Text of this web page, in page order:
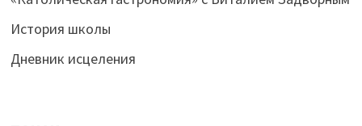
История школы
Дневник исцеления